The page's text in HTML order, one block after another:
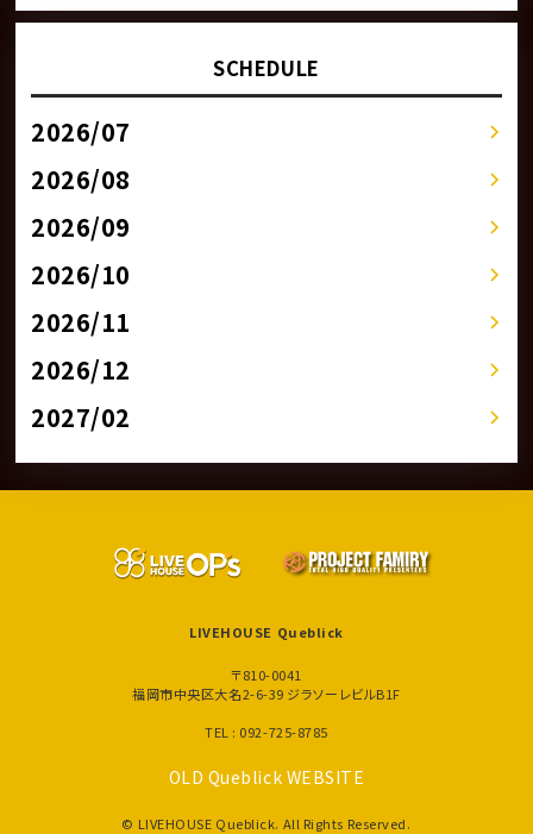
SCHEDULE
2026/07
2026/08
2026/09
2026/10
2026/11
2026/12
2027/02
LIVEHOUSE Queblick
〒810-0041
福岡市中央区大名2-6-39 ジラソーレビルB1F
TEL : 092-725-8785
OLD Queblick WEBSITE
© LIVEHOUSE Queblick. All Rights Reserved.